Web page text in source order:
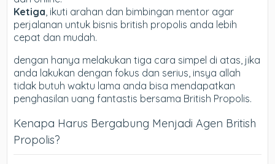
Ketiga, ikuti arahan dan bimbingan mentor agar
perjalanan untuk bisnis british propolis anda lebih
cepat dan mudah.
dengan hanya melakukan tiga cara simpel di atas, jika
anda lakukan dengan fokus dan serius, insya allah
tidak butuh waktu lama anda bisa mendapatkan
penghasilan uang fantastis bersama British Propolis.
Kenapa Harus Bergabung Menjadi Agen British
Propolis?